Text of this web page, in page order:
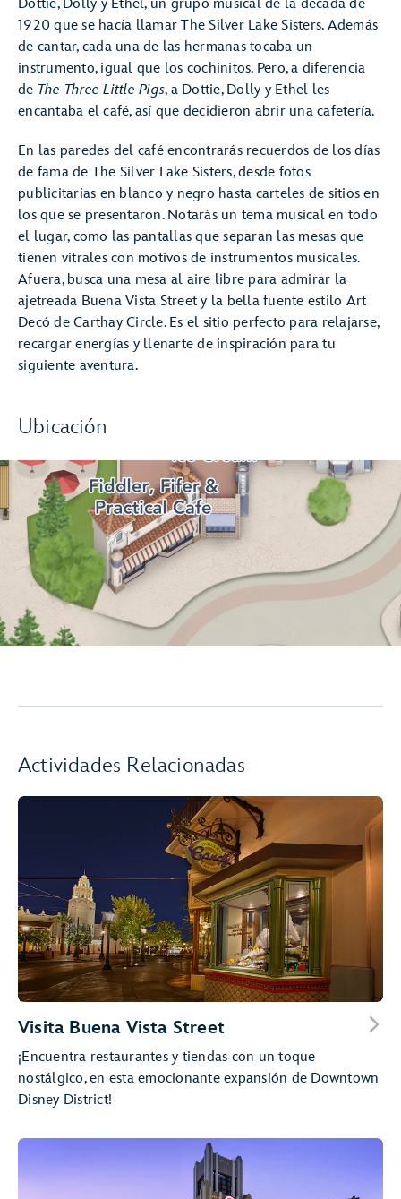
Dottie, Dolly y Ethel, un grupo musical de la década de
1920 que se hacía llamar The Silver Lake Sisters. Además
de cantar, cada una de las hermanas tocaba un
instrumento, igual que los cochinitos. Pero, a diferencia
de The Three Little Pigs, a Dottie, Dolly y Ethel les
encantaba el café, así que decidieron abrir una cafetería.
En las paredes del café encontrarás recuerdos de los días
de fama de The Silver Lake Sisters, desde fotos
publicitarias en blanco y negro hasta carteles de sitios en
los que se presentaron. Notarás un tema musical en todo
el lugar, como las pantallas que separan las mesas que
tienen vitrales con motivos de instrumentos musicales.
Afuera, busca una mesa al aire libre para admirar la
ajetreada Buena Vista Street y la bella fuente estilo Art
Decó de Carthay Circle. Es el sitio perfecto para relajarse,
recargar energías y llenarte de inspiración para tu
siguiente aventura.
Ubicación
Actividades Relacionadas
Visita Buena Vista Street
¡Encuentra restaurantes y tiendas con un toque
nostálgico, en esta emocionante expansión de Downtown
Disney District!